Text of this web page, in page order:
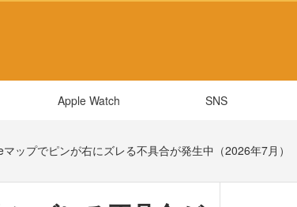
Apple Watch SNS
ップでピンが右にズレる不具合が発生中（2026年7月）